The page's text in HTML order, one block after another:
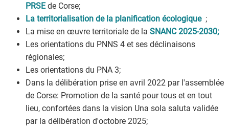
PRSEde Corse;
La territorialisation de la planification écologique;
La mise en œuvre territoriale de la SNANC 2025-2030;
Les orientations du PNNS 4 et ses déclinaisons
régionales;
Les orientations du PNA 3;
Dans la délibération prise en avril 2022 par l'assemblée
de Corse: Promotion de la santé pour tous et en tout
lieu, confortées dans la vision Una sola saluta validée
par la délibération d'octobre 2025;